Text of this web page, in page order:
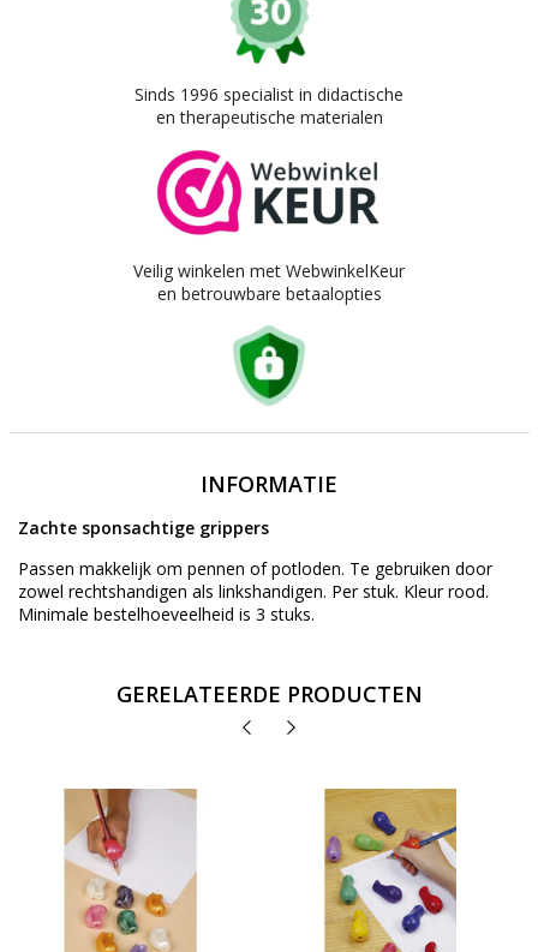
Sinds 1996 specialist in didactische
en therapeutische materialen
Veilig winkelen met WebwinkelKeur
en betrouwbare betaalopties
INFORMATIE
Zachte sponsachtige grippers
Passen makkelijk om pennen of potloden. Te gebruiken door
zowel rechtshandigen als linkshandigen. Per stuk. Kleur rood.
Minimale bestelhoeveelheid is 3 stuks.
GERELATEERDE PRODUCTEN